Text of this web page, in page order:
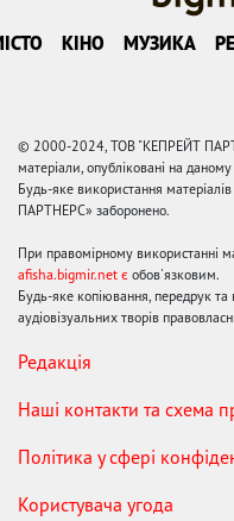
КІНО МУЗИКА
© 2000-2024, ТОВ "КЕПРЕЙТ
матеріали, опубліковані на
Будь-яке використання
ПАРТНЕРС» заборонено.
При правомірному використанні
afisha.bigmir.net є обов'язковим.
Будь-яке копіювання, передрук та
аудіовізуальних творів
Редакція
Наші контакти та схема
Політика у сфері
Користувача угода